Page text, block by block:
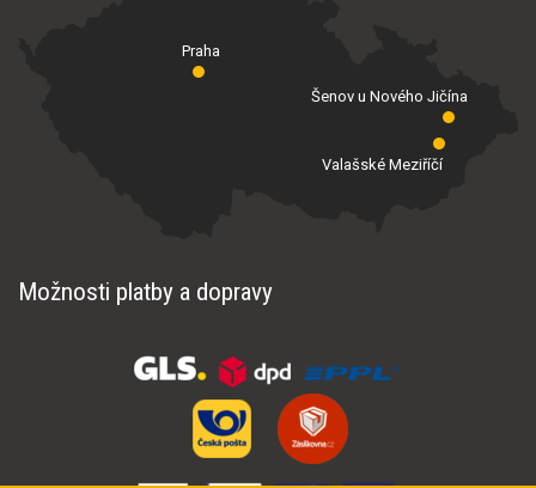
Praha
Valašské Meziříčí
Šenov u Nového Jičína
Možnosti platby a dopravy